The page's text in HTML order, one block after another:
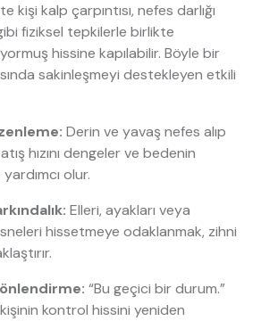
kişi kalp çarpıntısı, nefes darlığı
fiziksel tepkilerle birlikte
hissine kapılabilir. Böyle bir
sakinleşmeyi destekleyen etkili
Derin ve yavaş nefes alıp
hızını dengeler ve bedenin
olur.
Elleri, ayakları veya
hissetmeye odaklanmak, zihni
“Bu geçici bir durum.”
kontrol hissini yeniden